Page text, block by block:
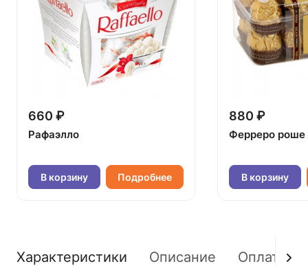
660 ₽
Рафаэлло
В корзину Подробнее
880 ₽
Ферреро роше
В корзину
Характеристики Описание Оплата